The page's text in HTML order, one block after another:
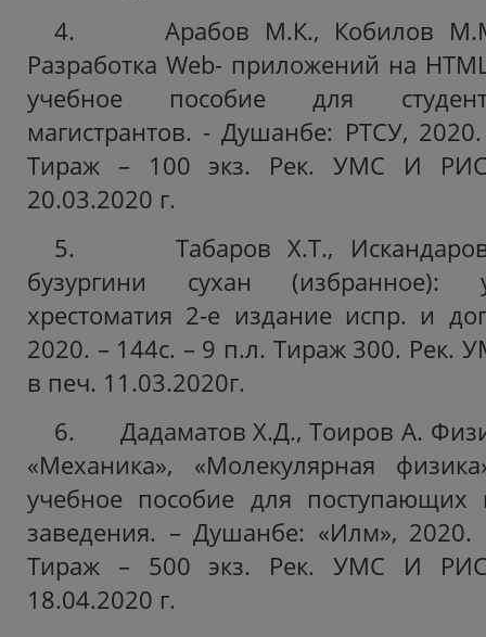
4. Арабов М.К., Кобилов
Разработка Web- приложений на
учебное пособие для
магистрантов. - Душанбе: РТСУ,
Тираж – 100 экз. Рек. УМС И
20.03.2020 г.
5. Табаров Х.Т.,
бузургини сухан (избранное):
хрестоматия 2-е издание испр. и
2020. – 144с. – 9 п.л. Тираж 300. Рек.
в печ. 11.03.2020г.
6. Дадаматов Х.Д., Тоиров А.
«Механика», «Молекулярная
учебное пособие для
заведения. – Душанбе: «Илм»,
Тираж – 500 экз. Рек. УМС И
18.04.2020 г.